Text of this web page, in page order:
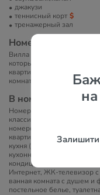
Залишити
джакузи
теннисный корт
тренажерный зал
Номера
Вилла располагает 8-ю
которых имеют балкон.
квартиры, где есть
комната.
В номерах
Номера оформлены в
классическая мебель
номеров есть балкон с
квартира: гостиная с
кухня (холодильник,
кухонный стол).
кондиционер, гардероб,
Интернет, ЖК-телевизор
ванная комната с душем и
постельное белье,